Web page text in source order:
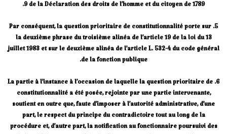
9 de la Déclaration des droits de l’homme et du citoyen de 1789.
5. Par conséquent, la question prioritaire de constitutionnalité porte sur
la deuxième phrase du troisième alinéa de l’article 19 de la loi du 13
juillet 1983 et sur le deuxième alinéa de l’article L. 532-4 du code général
de la fonction publique.
6. La partie à l’instance à l’occasion de laquelle la question prioritaire de
constitutionnalité a été posée, rejointe par une partie intervenante,
soutient en outre que, faute d’imposer à l’autorité administrative, d’une
part, le respect du principe du contradictoire tout au long de la
procédure et, d’autre part, la notification au fonctionnaire poursuivi des